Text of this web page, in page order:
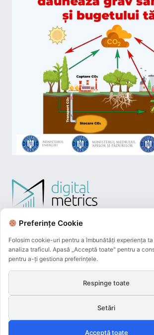
și beneficiază de 3D-Secure.
Preferințe Cookie
Folosim cookie-uri pentru a îmbunătăți experiența
analiza traficul. Apasă „Acceptă toate" pentru a
pentru a-ți gestiona preferințele.
Respinge toate
Setări
Acceptă toate